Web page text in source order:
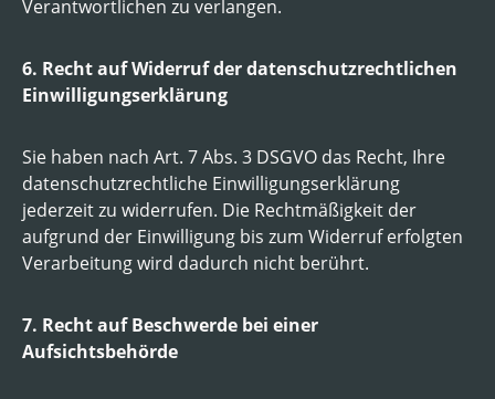
Verantwortlichen zu verlangen.
6. Recht auf Widerruf der datenschutzrechtlichen
Einwilligungserklärung
Sie haben nach Art. 7 Abs. 3 DSGVO das Recht, Ihre
datenschutzrechtliche Einwilligungserklärung
jederzeit zu widerrufen. Die Rechtmäßigkeit der
aufgrund der Einwilligung bis zum Widerruf erfolgten
Verarbeitung wird dadurch nicht berührt.
7. Recht auf Beschwerde bei einer
Aufsichtsbehörde